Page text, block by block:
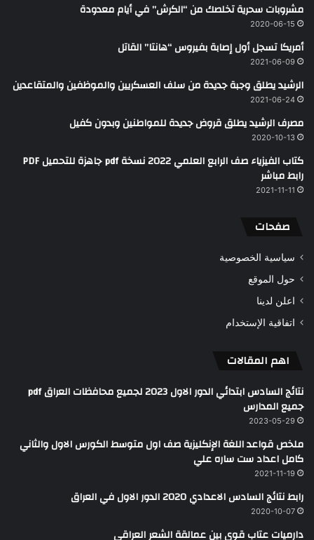
مشروبات سحرية تخلصك من “الكرش” في أيام معدودة
2020-06-15
أمريكا تسجل أول إصابة بفيروس “هانتا” القاتل
2021-06-09
الرشيد يطلق وجبة جديدة من سلف العسكريين والموظفين والمتقاعدين
2021-06-24
مصرف الرشيد يطلق قروض جديدة للمواطنين وبدون كفيل
2020-10-13
كتاب الفيزياء صف الرابع العلمي 2022 نسخة pdf جاهزة للتحميل PDF
رابط مباشر
2021-11-11
صفحات
سياسية الخصوصية
حول الموقع
اعلن لدينا
اتفاقية الإستخدام
اهم المقالات
نتائج السادس ابتدائي الدور الاول 2023 لجميع محافظات العراق pdf
جميع المدارس
2023-05-29
ملخص قواعد اللغة الإنكليزية صف اول متوسط الكورس الاول والثاني
كامل اعداد ست ساره علي
2021-11-19
رابط نتائج السادس الاعدادي 2020 الدور الاول في العراق
2020-10-07
دارميات عتاب قوي بين عمالقة الشعر العراقي